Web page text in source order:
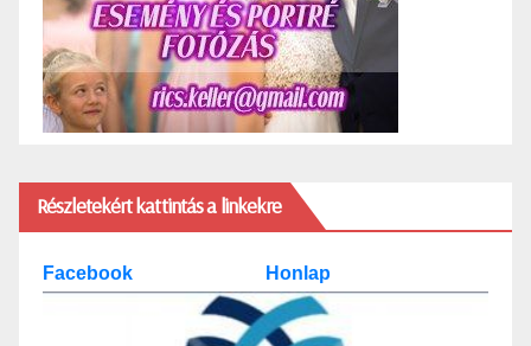
Részletekért kattintás a linkekre
Facebook Honlap